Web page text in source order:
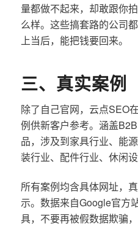
量都做不起来，却敢跟你
么样。这些搞套路的公司
上当后，能把钱要回来。
三、真实案例
除了自己官网，云点SEO
例供新客户参考。涵盖
品，涉及到家具行业、能
装行业、配件行业、休闲
所有案例均含具体网址，
示。数据来自Google官方
具，不要再被假数据欺骗